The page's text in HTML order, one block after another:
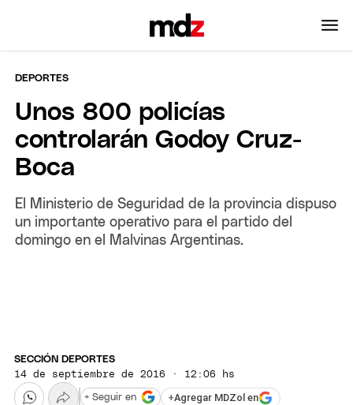
DEPORTES
Unos 800 policías
controlarán Godoy Cruz-
Boca
El Ministerio de Seguridad de la provincia dispuso
un importante operativo para el partido del
domingo en el Malvinas Argentinas.
SECCIÓN DEPORTES
14 de septiembre de 2016 · 12:06 hs
+Agregar MDZol en
+ Seguir en